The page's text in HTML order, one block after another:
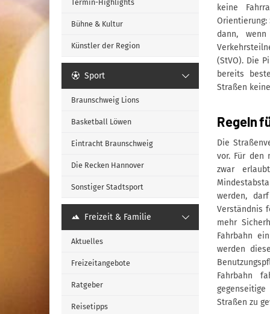
Termin-Highlights
Bühne & Kultur
Künstler der Region
Sport
Braunschweig Lions
Basketball Löwen
Eintracht Braunschweig
Die Recken Hannover
Sonstiger Stadtsport
Freizeit & Familie
Aktuelles
Freizeitangebote
Ratgeber
Reisetipps
keine
Orientierung:
dann,
(StVO). Die
bereits
Straßen
Regeln
Die
vor. Für den
zwar
werden,
Verständnis
mehr
Fahrbahn
werden
Fahrbahn
Straßen zu